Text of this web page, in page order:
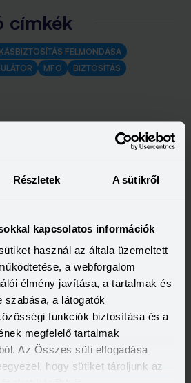
Részletek A sütikről
kapcsolatos információk
használ az általa üzemeltett
a webforgalom
élmény javítása, a tartalmak és
szabása, a látogatók
funkciók biztosítása és a
megfelelő tartalmak
Az Összes süti elfogadása
hogy sütiket tároljunk az
címkék
FELMONDÁSA
MFO BIZTOSÍTÁS
cikkek